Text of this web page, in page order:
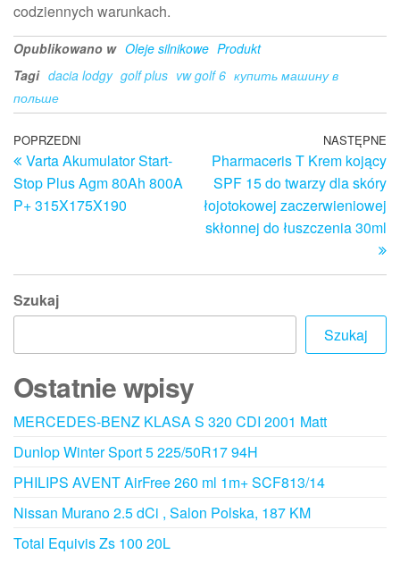
codziennych warunkach.
Opublikowano w Oleje silnikowe Produkt
Tagi dacia lodgy golf plus vw golf 6 купить машину в
польше
Nawigacja
wpisu
Poprzedni
wpis
POPRZEDNI
Varta Akumulator Start-
Stop Plus Agm 80Ah 800A
P+ 315X175X190
NASTĘPNE
Pharmaceris T Krem kojący
SPF 15 do twarzy dla skóry
łojotokowej zaczerwieniowej
skłonnej do łuszczenia 30ml
Szukaj
Szukaj
Ostatnie wpisy
MERCEDES-BENZ KLASA S 320 CDI 2001 Matt
Dunlop Winter Sport 5 225/50R17 94H
PHILIPS AVENT AirFree 260 ml 1m+ SCF813/14
Nissan Murano 2.5 dCi , Salon Polska, 187 KM
Total Equivis Zs 100 20L